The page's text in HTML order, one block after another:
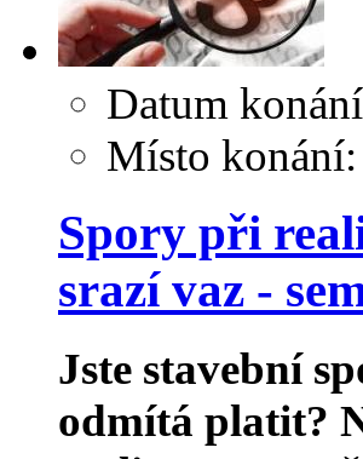
Datum
Místo konání:
Spory při
srazí vaz -
Jste stavební
odmítá platit?